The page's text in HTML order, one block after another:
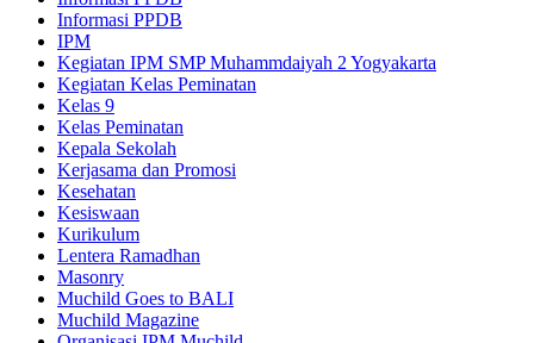
Informasi PPDB
IPM
Kegiatan IPM SMP Muhammdaiyah 2 Yogyakarta
Kegiatan Kelas Peminatan
Kelas 9
Kelas Peminatan
Kepala Sekolah
Kerjasama dan Promosi
Kesehatan
Kesiswaan
Kurikulum
Lentera Ramadhan
Masonry
Muchild Goes to BALI
Muchild Magazine